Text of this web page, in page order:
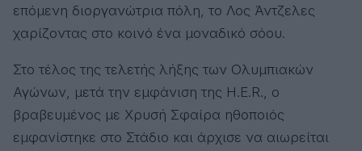
επόμενη διοργανώτρια πόλη, το Λος Άντζελες
χαρίζοντας στο κοινό ένα μοναδικό σόου.
Στο τέλος της τελετής λήξης των Ολυμπιακών
Αγώνων, μετά την εμφάνιση της H.E.R., ο
βραβευμένος με Χρυσή Σφαίρα ηθοποιός
εμφανίστηκε στο Στάδιο και άρχισε να αιωρείται